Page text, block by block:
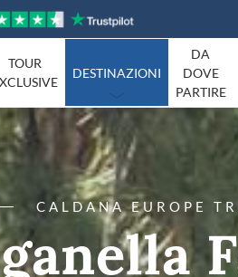
TOUR
DESTINAZIONI
Basilicata
Campania
Friuli-Venezia-Giulia
Liguria
Marche
Piemonte
DA
DOVE
PARTIRE
CALDANA EUROPE